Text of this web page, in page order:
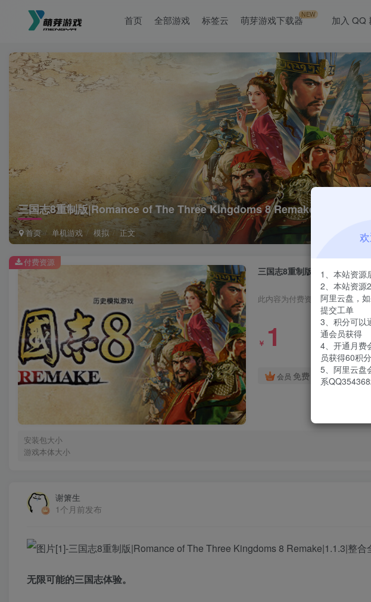
首页 全部游戏 标签云 萌芽游戏下载器NEW 加入 QQ
三国志8重制版|Romance of The Three Kingdoms 8 Remake|1.1.3|整合
首页 单机游戏 模拟 正文
三国志8重制版|Romance of
此内容为付费资源，请付费后查
￥ 1
会员 免费
安装包大小
游戏本体大小
付费资源
谢箫生
1个月前发布
无限可能的三国志体验。
1、本站资源
2、本站资源
阿里云盘，
提交工单
3、积分可以
通会员获得
4、开通月费
员获得60积分
5、阿里云盘
系